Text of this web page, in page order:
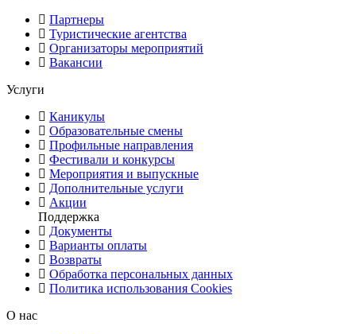
Партнеры
Туристические агентства
Организаторы мероприятий
Вакансии
Услуги
Каникулы
Образовательные смены
Профильные направления
Фестивали и конкурсы
Мероприятия и выпускные
Дополнительные услуги
Акции
Поддержка
Документы
Варианты оплаты
Возвраты
Обработка персональных данных
Политика использования Cookies
О нас